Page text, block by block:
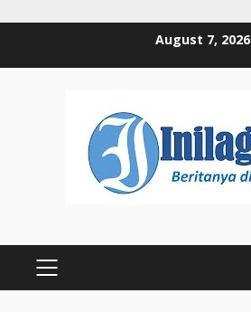
August 7, 2026
PRIMARY